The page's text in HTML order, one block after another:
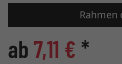
Rahmen
ab 7,11 € *